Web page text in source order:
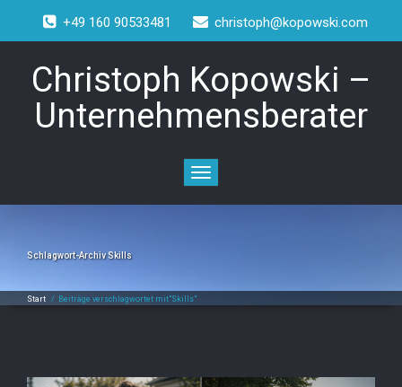
+49 160 90533481 christoph@kopowski.com
Christoph Kopowski –
Unternehmensberater
Toggle
navigation
Schlagwort-ArchivSkills
Start / Beiträge verschlagwortet mit"Skills"